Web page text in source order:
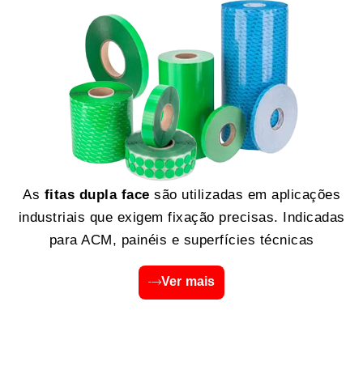
As fitas dupla face são utilizadas em aplicações
industriais que exigem fixação precisas. Indicadas
para ACM, painéis e superfícies técnicas
Ver mais